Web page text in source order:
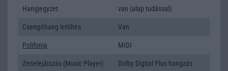
Hangjegyzet van (alap tudással)
Csengőhang letöltés Van
Polifonia MIDI
Zenelejátszás (Music Player) Dolby Digital Plus hangzás